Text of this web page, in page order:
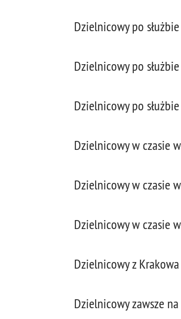
Dzielnicowy po
Dzielnicowy po
Dzielnicowy po
Dzielnicowy w czasie
Dzielnicowy w czasie
Dzielnicowy w czasie
Dzielnicowy z
Dzielnicowy zawsze na